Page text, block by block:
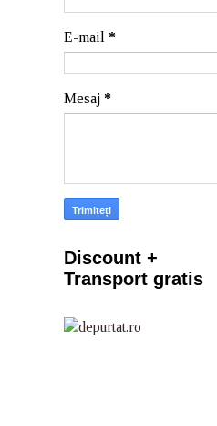
E-mail *
Mesaj *
Discount +
Transport gratis